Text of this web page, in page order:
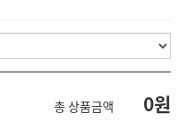
총 상품금액 0원